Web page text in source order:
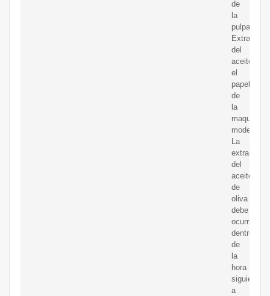
de
la
pulpa.
Extracción
del
aceite:
el
papel
de
la
maquinaria
moderna
La
extracción
del
aceite
de
oliva
debe
ocurrir
dentro
de
la
hora
siguiente
a